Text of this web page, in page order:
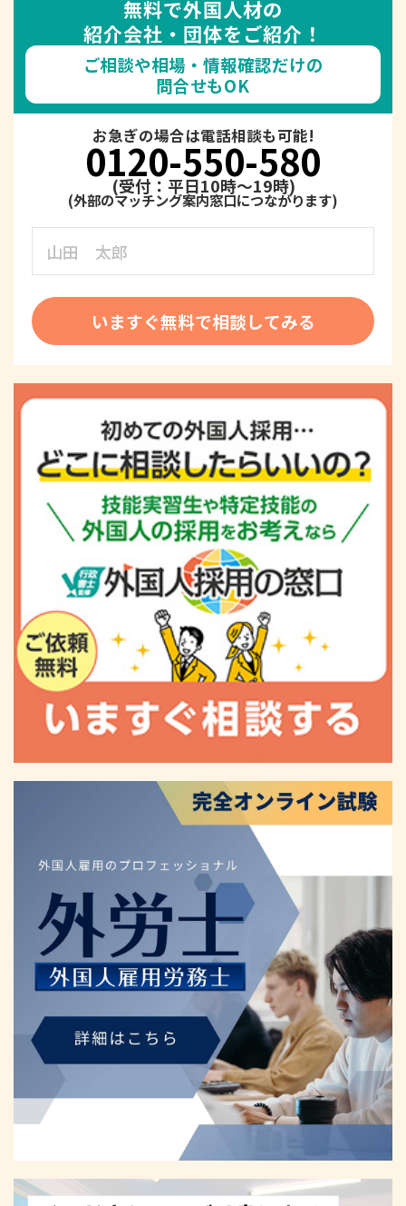
無料で外国人材の
紹介会社・団体をご紹介！
ご相談や相場・情報確認だけの
問合せもOK
お急ぎの場合は電話相談も可能!
0120-550-580
(受付：平日10時～19時)
いますぐ無料で相談してみる